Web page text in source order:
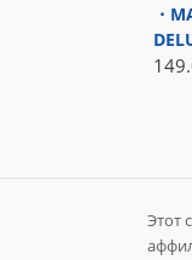
・
Этот